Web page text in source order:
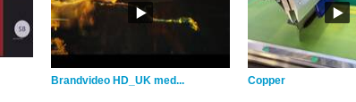
Brandvideo HD_UK med... Copper